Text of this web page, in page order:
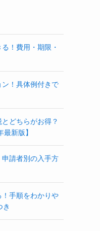
！費用・期限・
！具体例付きで
どちらがお得？
新版】
請者別の入手方
手順をわかりや
き